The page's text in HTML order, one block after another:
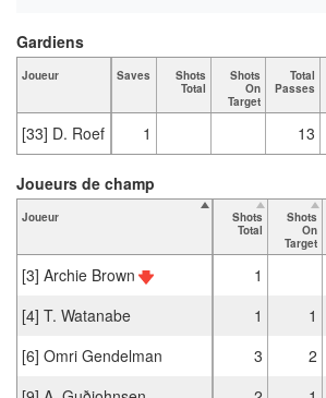
Joueur Saves
Shots
Total
Shots
On
Target
Total
Passes
[33] D. Roef 1 13
Gardiens
Joueur
Shots
Total
Shots
On
Target
[3] Archie Brown 1
[4] T. Watanabe
1 1
[6] Omri Gendelman
3 2
Joueurs de champ